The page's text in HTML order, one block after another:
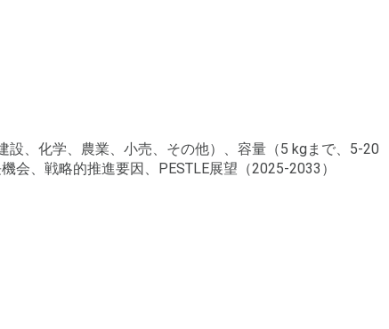
、化学、農業、小売、その他）、容量（5 kgまで、5-20
、戦略的推進要因、PESTLE展望（2025-2033）